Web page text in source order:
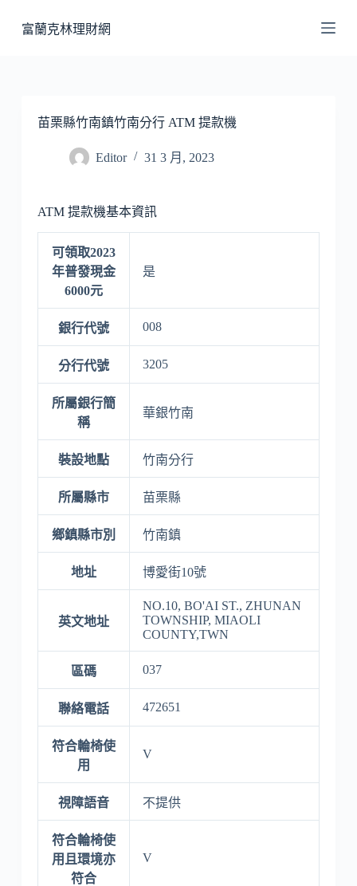
至
富蘭克林理財網
苗栗縣竹南鎮竹南分行 ATM 提款機
Editor 31 3 月, 2023
ATM 提款機基本資訊
可領取2023
年普發現金
6000元
是
銀行代號 008
分行代號 3205
所屬銀行簡
稱
華銀竹南
裝設地點 竹南分行
所屬縣市 苗栗縣
鄉鎮縣市別 竹南鎮
地址 博愛街10號
英文地址
NO.10, BO'AI ST., ZHUNAN
TOWNSHIP, MIAOLI
COUNTY,TWN
區碼 037
聯絡電話 472651
符合輪椅使
用
V
視障語音 不提供
符合輪椅使
用且環境亦
符合
V